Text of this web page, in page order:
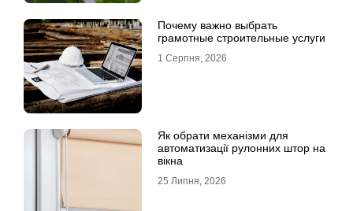
Почему важно выбрать
грамотные строительные услуги
1 Серпня, 2026
Як обрати механізми для
автоматизації рулонних штор на
вікна
25 Липня, 2026